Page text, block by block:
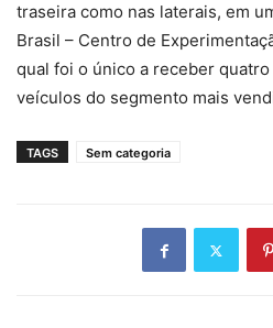
traseira como nas laterais, em
Brasil – Centro de
qual foi o único a receber
veículos do segmento mais
TAGS Sem categoria